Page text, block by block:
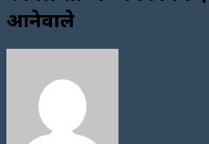
आनेवाले